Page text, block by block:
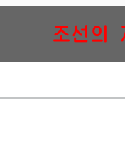
조선의